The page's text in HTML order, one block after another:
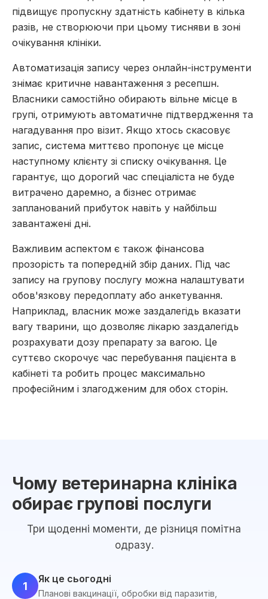
підвищує пропускну здатність кабінету в кілька
разів, не створюючи при цьому тисняви в зоні
очікування клініки.
Автоматизація запису через онлайн-інструменти
знімає критичне навантаження з ресепшн.
Власники самостійно обирають вільне місце в
групі, отримують автоматичне підтвердження та
нагадування про візит. Якщо хтось скасовує
запис, система миттєво пропонує це місце
наступному клієнту зі списку очікування. Це
гарантує, що дорогий час спеціаліста не буде
витрачено даремно, а бізнес отримає
запланований прибуток навіть у найбільш
завантажені дні.
Важливим аспектом є також фінансова
прозорість та попередній збір даних. Під час
запису на групову послугу можна налаштувати
обов'язкову передоплату або анкетування.
Наприклад, власник може заздалегідь вказати
вагу тварини, що дозволяє лікарю заздалегідь
розрахувати дозу препарату за вагою. Це
суттєво скорочує час перебування пацієнта в
кабінеті та робить процес максимально
професійним і злагодженим для обох сторін.
Чому ветеринарна клініка
обирає групові послуги
Три щоденні моменти, де різниця помітна
одразу.
1
Як це сьогодні
Планові вакцинації, обробки від паразитів,